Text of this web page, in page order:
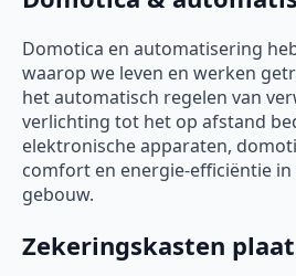
Domotica en automatisering
waarop we leven en werken
het automatisch regelen van
verlichting tot het op afstand
elektronische apparaten,
comfort en energie-efficiëntie
gebouw.
Zekeringskasten